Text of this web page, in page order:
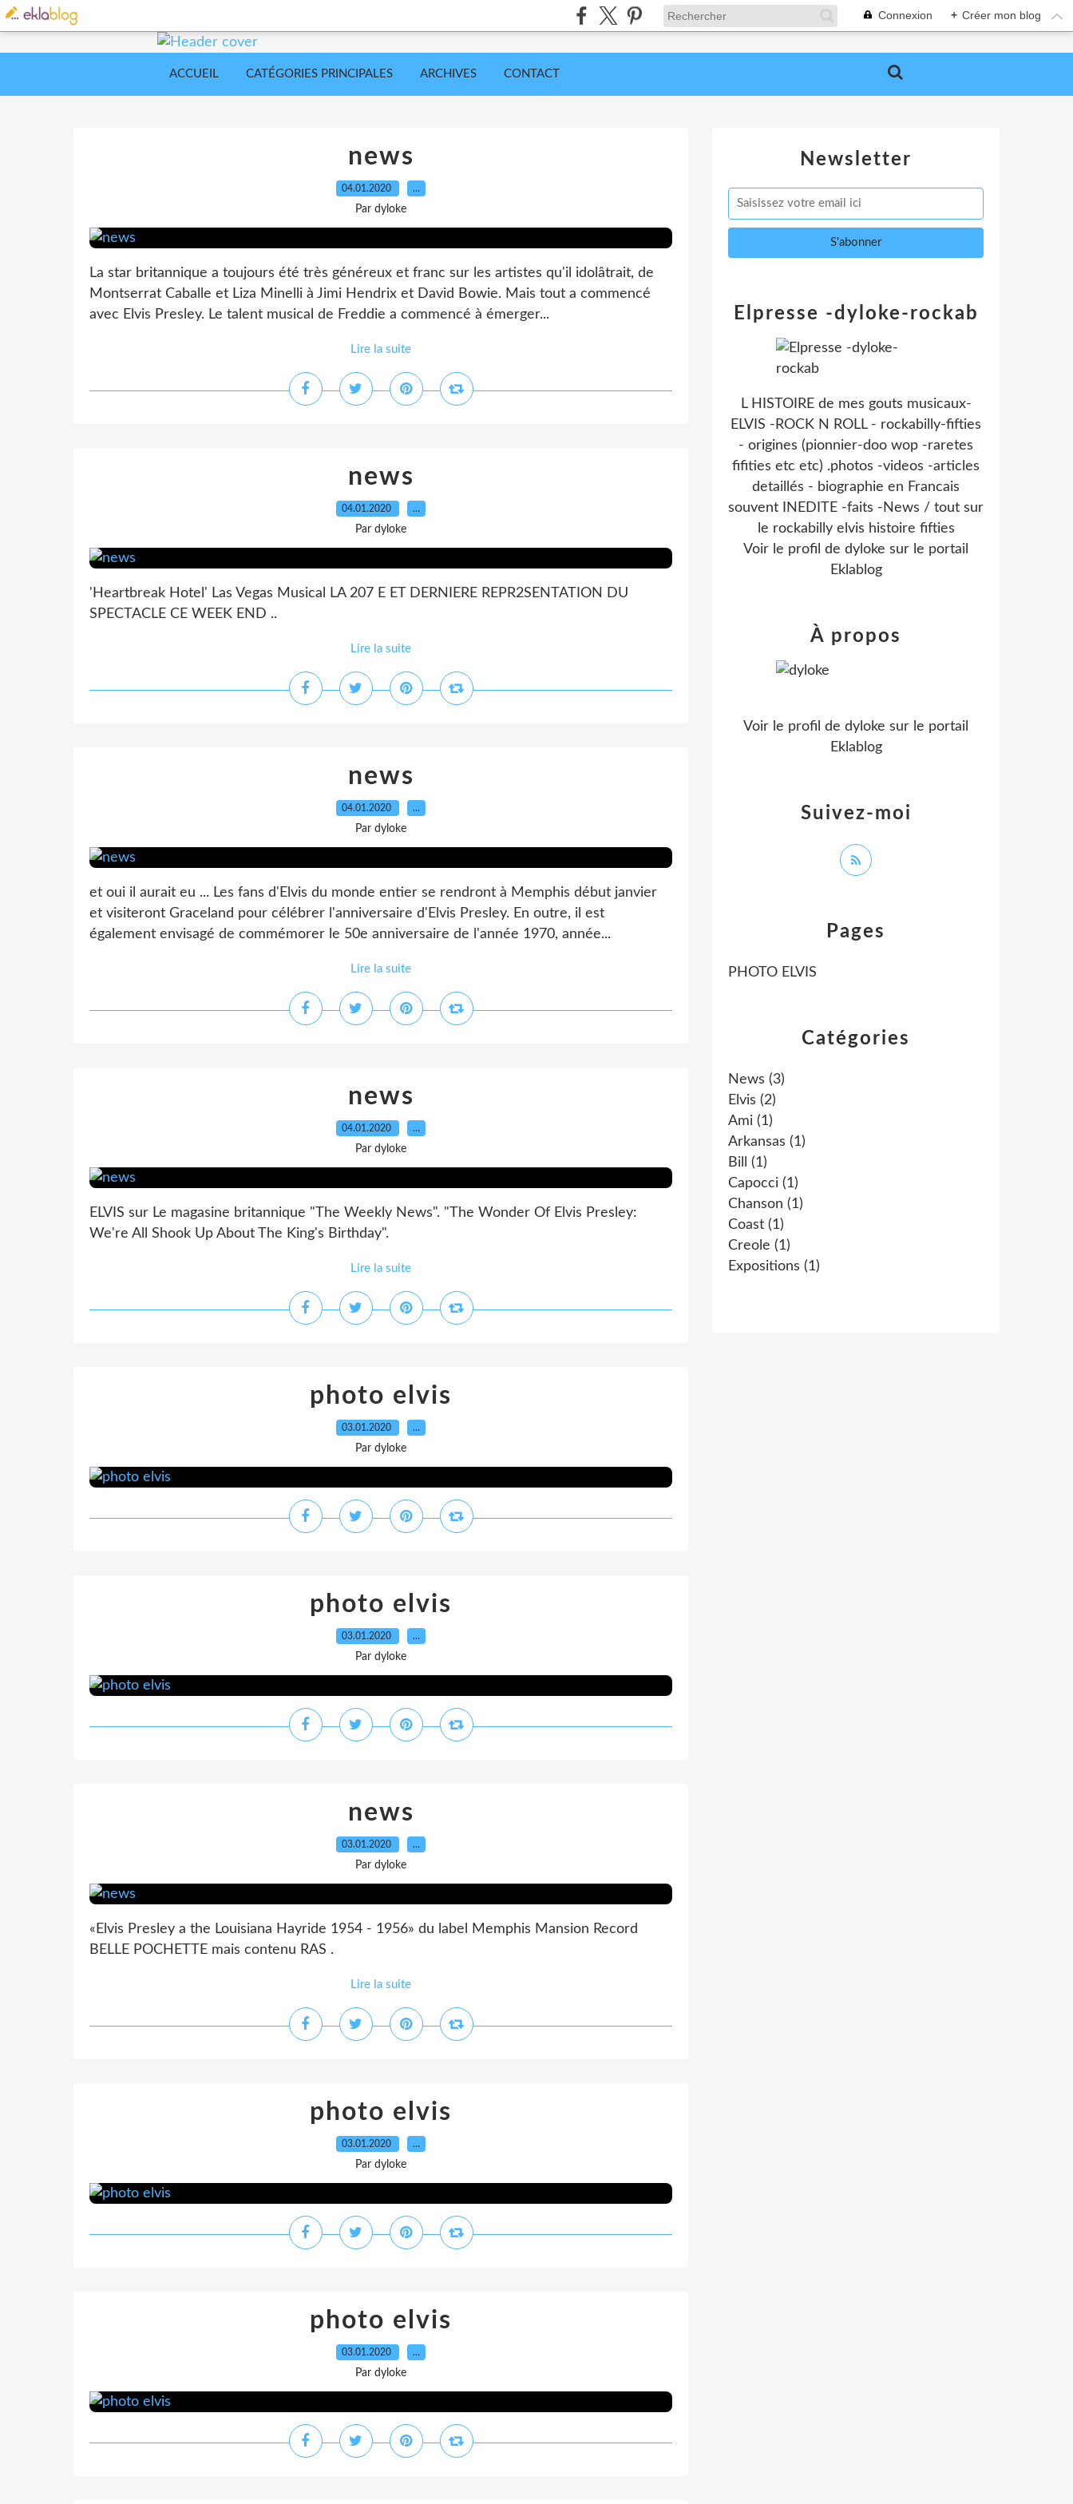
Connexion + Créer mon blog
ACCUEIL CATÉGORIES PRINCIPALES ARCHIVES CONTACT
news
04.01.2020 …
Par dyloke
La star britannique a toujours été très généreux et franc sur les artistes qu'il idolâtrait, de
Montserrat Caballe et Liza Minelli à Jimi Hendrix et David Bowie. Mais tout a commencé
avec Elvis Presley. Le talent musical de Freddie a commencé à émerger...
Lire la suite
news
04.01.2020 …
Par dyloke
'Heartbreak Hotel' Las Vegas Musical LA 207 E ET DERNIERE REPR2SENTATION DU
SPECTACLE CE WEEK END ..
Lire la suite
news
04.01.2020 …
Par dyloke
et oui il aurait eu ... Les fans d'Elvis du monde entier se rendront à Memphis début janvier
et visiteront Graceland pour célébrer l'anniversaire d'Elvis Presley. En outre, il est
également envisagé de commémorer le 50e anniversaire de l'année 1970, année...
Lire la suite
news
04.01.2020 …
Par dyloke
ELVIS sur Le magasine britannique "The Weekly News". "The Wonder Of Elvis Presley:
We're All Shook Up About The King's Birthday".
Lire la suite
photo elvis
03.01.2020 …
Par dyloke
photo elvis
03.01.2020 …
Par dyloke
news
03.01.2020 …
Par dyloke
«Elvis Presley a the Louisiana Hayride 1954 - 1956» du label Memphis Mansion Record
BELLE POCHETTE mais contenu RAS .
Lire la suite
photo elvis
03.01.2020 …
Par dyloke
photo elvis
03.01.2020 …
Par dyloke
Newsletter
Catégories
News (3)
Elvis (2)
Ami (1)
Arkansas (1)
Bill
(1)
Capocci (1)
Chanson (1)
Coast (1)
Creole (1)
Expositions (1)
Pages
PHOTO ELVIS
Elpresse -dyloke-rockab
L HISTOIRE de mes gouts musicaux-
ELVIS -ROCK N ROLL - rockabilly-fifties
- origines (pionnier-doo wop -raretes
fifities etc etc) .photos -videos -articles
detaillés - biographie en Francais
souvent INEDITE -faits -News / tout sur
le rockabilly elvis histoire fifties
Voir le profil de dyloke sur le portail
Eklablog
Suivez-moi
À propos
Voir le profil de dyloke sur le portail
Eklablog